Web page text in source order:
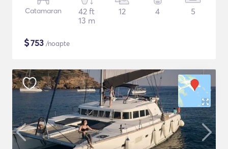
Catamaran
42 ft
13 m
12 4 5
$753 /noapte